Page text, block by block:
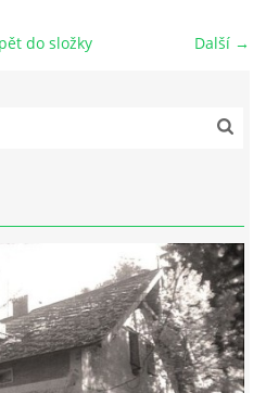
za finanční podpory
17. 7. 2026|Nahoru ↑
Další →
do složky